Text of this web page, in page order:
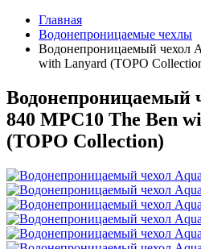
Главная
Водонепроницаемые чехлы
Водонепроницаемый чехол
with Lanyard (TOPO
Водонепроницаемый
840 MPC10 The Ben
(TOPO Collection)